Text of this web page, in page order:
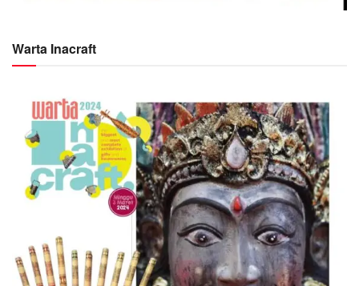
Warta Inacraft